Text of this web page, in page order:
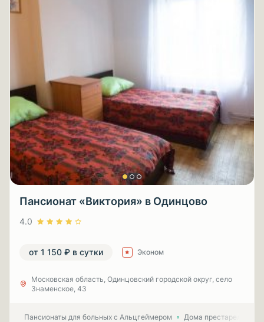
Пансионат «Виктория» в Одинцово
4.0
от 1 150 ₽ в сутки Эконом
Московская область, Одинцовский городской округ, село
Знаменское, 43
Пансионаты для больных с Альцгеймером Дома престарелых